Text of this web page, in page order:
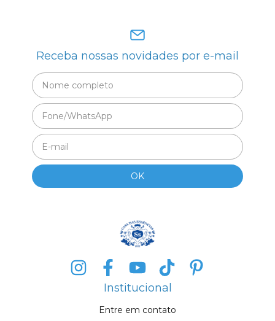
Receba nossas novidades por e-mail
Institucional
Entre em contato